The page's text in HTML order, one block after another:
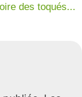
des toqués...